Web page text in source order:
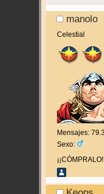
manolo
Celestial
Mensajes:
Sexo: